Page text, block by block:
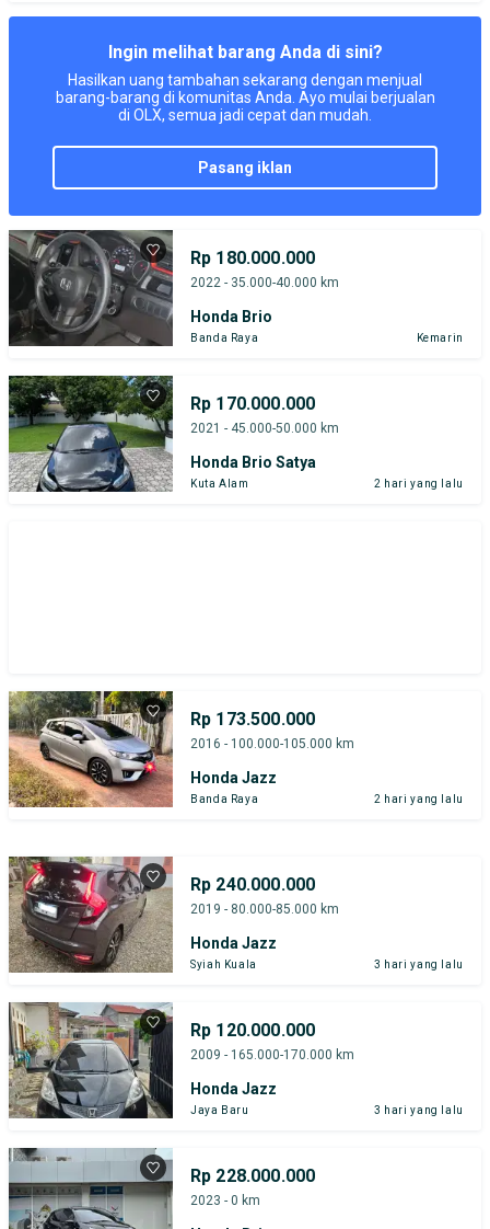
Ingin melihat barang Anda di sini?
Hasilkan uang tambahan sekarang dengan menjual
barang-barang di komunitas Anda. Ayo mulai berjualan
di OLX, semua jadi cepat dan mudah.
pasang iklan
Rp 180.000.000
2022 - 35.000-40.000 km
Honda Brio
Banda Raya Kemarin
Rp 170.000.000
2021 - 45.000-50.000 km
Honda Brio Satya
Kuta Alam 2 hari yang lalu
Rp 173.500.000
2016 - 100.000-105.000 km
Honda Jazz
Banda Raya 2 hari yang lalu
Rp 240.000.000
2019 - 80.000-85.000 km
Honda Jazz
Syiah Kuala 3 hari yang lalu
Rp 120.000.000
2009 - 165.000-170.000 km
Honda Jazz
Jaya Baru 3 hari yang lalu
Rp 228.000.000
2023 - 0 km